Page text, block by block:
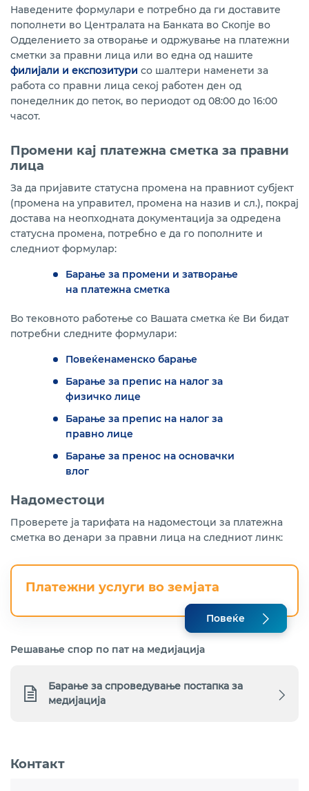
Наведените формулари е потребно да ги доставите
пополнети во Централата на Банката во Скопје во
Одделението за отворање и одржување на платежни
сметки за правни лица или во една од нашите
филијали и експозитури со шалтери наменети за
работа со правни лица секој работен ден од
понеделник до петок, во периодот од 08:00 до 16:00
часот.
Промени кај платежна сметка за правни
лица
За да пријавите статусна промена на правниот субјект
(промена на управител, промена на назив и сл.), покрај
достава на неопходната документација за одредена
статусна промена, потребно е да го пополните и
следниот формулар:
Барање за промени и затворање
на платежна сметка
Во тековното работење со Вашата сметка ќе Ви бидат
потребни следните формулари:
Повеќенаменско барање
Барање за препис на налог за
физичко лице
Барање за препис на налог за
правно лице
Барање за пренос на основачки
влог
Надоместоци
Проверете ја тарифата на надоместоци за платежна
сметка во денари за правни лица на следниот линк:
Платежни услуги во земјата
Повеќе
Решавање спор по пат на медијација
Барање за спроведување постапка за
медијација
Контакт